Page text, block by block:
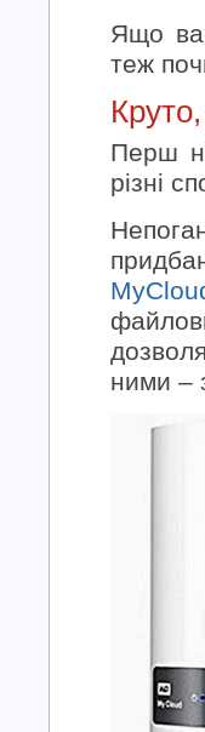
Ящо
теж
Перш
різні
ними –